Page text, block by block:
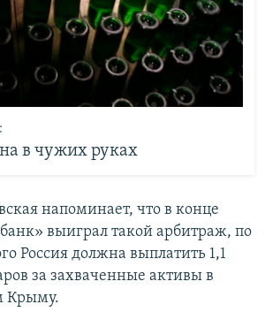
в чужих руках
напоминает, что в конце
выиграл такой арбитраж, по
Россия должна выплатить 1,1
за захваченные активы в
Крыму.